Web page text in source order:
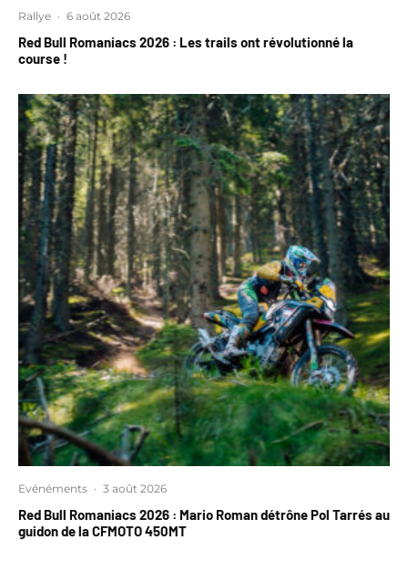
Rallye · 6 août 2026
Red Bull Romaniacs 2026 : Les trails ont révolutionné la
course !
Evénéments · 3 août 2026
Red Bull Romaniacs 2026 : Mario Roman détrône Pol Tarrés au
guidon de la CFMOTO 450MT